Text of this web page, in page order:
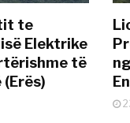
te
Elektrike
të
(Erës)